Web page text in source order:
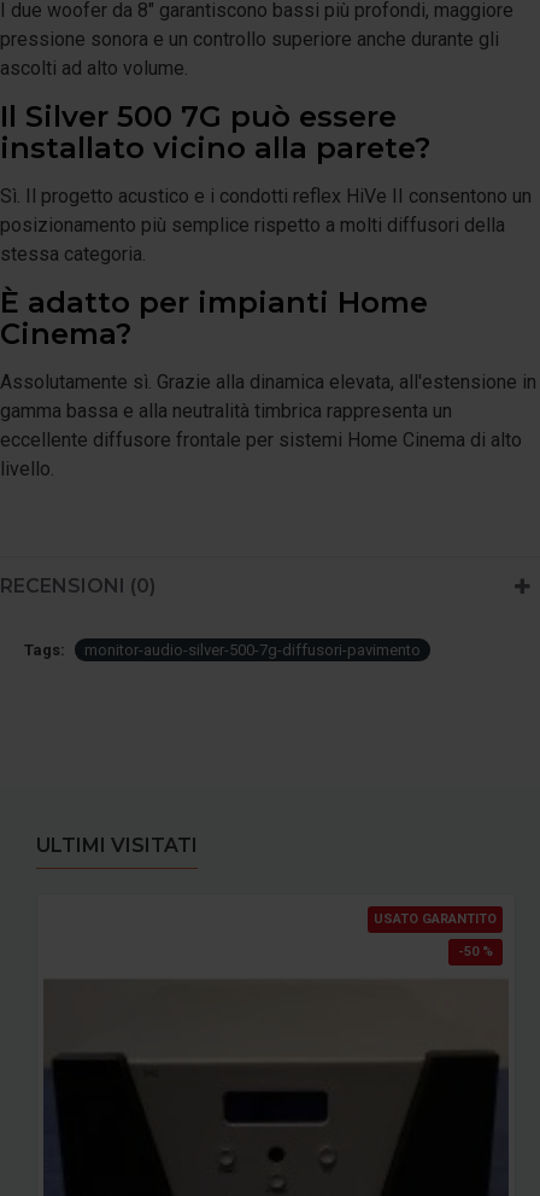
I due woofer da 8" garantiscono bassi più profondi, maggiore
pressione sonora e un controllo superiore anche durante gli
ascolti ad alto volume.
Il Silver 500 7G può essere
installato vicino alla parete?
Sì. Il progetto acustico e i condotti reflex HiVe II consentono un
posizionamento più semplice rispetto a molti diffusori della
stessa categoria.
È adatto per impianti Home
Cinema?
Assolutamente sì. Grazie alla dinamica elevata, all'estensione in
gamma bassa e alla neutralità timbrica rappresenta un
eccellente diffusore frontale per sistemi Home Cinema di alto
livello.
RECENSIONI (0)
Tags: monitor-audio-silver-500-7g-diffusori-pavimento
ULTIMI VISITATI
USATO GARANTITO
-50 %